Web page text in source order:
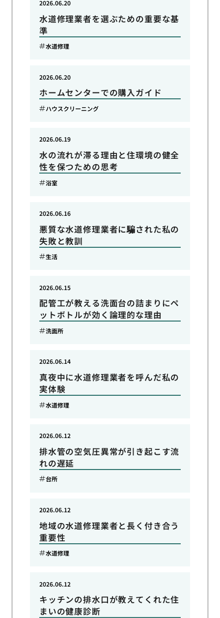
水道修理業者を選ぶための重要な基
準
2026.06.20
水道修理
ホームセンターでの購入ガイド
2026.06.20
ハウスクリーニング
水の流れが滞る理由と住環境の健全
性を保つための思考
2026.06.19
浴室
悪質な水道修理業者に騙された私の
失敗と教訓
2026.06.16
生活
配管工が教える洗面台の詰まりにペ
ットボトルが効く論理的な理由
2026.06.15
洗面所
真夜中に水道修理業者を呼んだ私の
実体験
2026.06.14
水道修理
排水管の空気圧異常が引き起こす流
れの遅延
2026.06.12
台所
地域の水道修理業者と長く付き合う
重要性
2026.06.12
水道修理
キッチンの排水口が教えてくれた住
まいの健康診断
2026.06.12